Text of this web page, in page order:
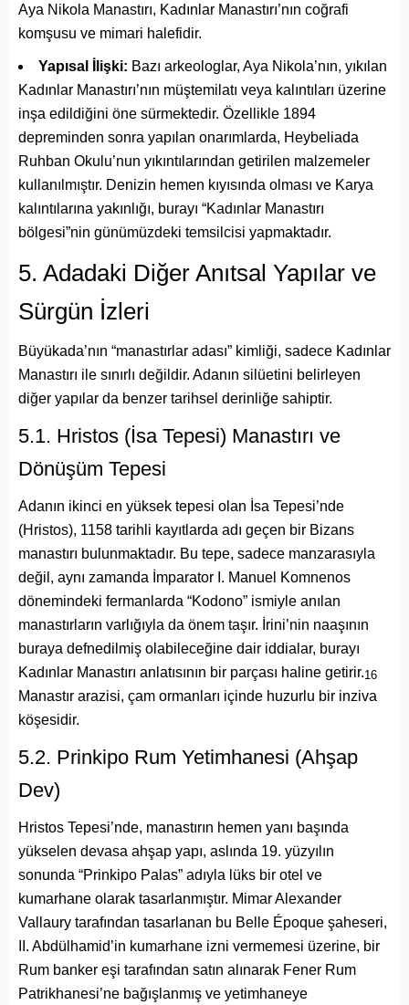
Aya Nikola Manastırı, Kadınlar Manastırı’nın coğrafi
komşusu ve mimari halefidir.
Yapısal İlişki: Bazı arkeologlar, Aya Nikola’nın, yıkılan
Kadınlar Manastırı’nın müştemilatı veya kalıntıları üzerine
inşa edildiğini öne sürmektedir. Özellikle 1894
depreminden sonra yapılan onarımlarda, Heybeliada
Ruhban Okulu’nun yıkıntılarından getirilen malzemeler
kullanılmıştır. Denizin hemen kıyısında olması ve Karya
kalıntılarına yakınlığı, burayı “Kadınlar Manastırı
bölgesi”nin günümüzdeki temsilcisi yapmaktadır.
5. Adadaki Diğer Anıtsal Yapılar ve
Sürgün İzleri
Büyükada’nın “manastırlar adası” kimliği, sadece Kadınlar
Manastırı ile sınırlı değildir. Adanın silüetini belirleyen
diğer yapılar da benzer tarihsel derinliğe sahiptir.
5.1. Hristos (İsa Tepesi) Manastırı ve
Dönüşüm Tepesi
Adanın ikinci en yüksek tepesi olan İsa Tepesi’nde
(Hristos), 1158 tarihli kayıtlarda adı geçen bir Bizans
manastırı bulunmaktadır. Bu tepe, sadece manzarasıyla
değil, aynı zamanda İmparator I. Manuel Komnenos
dönemindeki fermanlarda “Kodono” ismiyle anılan
manastırların varlığıyla da önem taşır. İrini’nin naaşının
buraya defnedilmiş olabileceğine dair iddialar, burayı
Kadınlar Manastırı anlatısının bir parçası haline getirir.16
Manastır arazisi, çam ormanları içinde huzurlu bir inziva
köşesidir.
5.2. Prinkipo Rum Yetimhanesi (Ahşap
Dev)
Hristos Tepesi’nde, manastırın hemen yanı başında
yükselen devasa ahşap yapı, aslında 19. yüzyılın
sonunda “Prinkipo Palas” adıyla lüks bir otel ve
kumarhane olarak tasarlanmıştır. Mimar Alexander
Vallaury tarafından tasarlanan bu Belle Époque şaheseri,
II. Abdülhamid’in kumarhane izni vermemesi üzerine, bir
Rum banker eşi tarafından satın alınarak Fener Rum
Patrikhanesi’ne bağışlanmış ve yetimhaneye